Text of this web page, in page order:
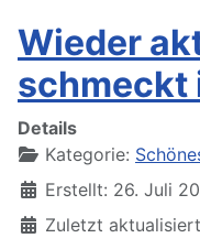
Wieder
schmeckt
Details
Kategorie:
Erstellt: 26. Juli
Zuletzt